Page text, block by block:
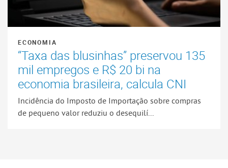
ECONOMIA
“Taxa das blusinhas” preservou 135
mil empregos e R$ 20 bi na
economia brasileira, calcula CNI
Incidência do Imposto de Importação sobre compras
de pequeno valor reduziu o desequilí...